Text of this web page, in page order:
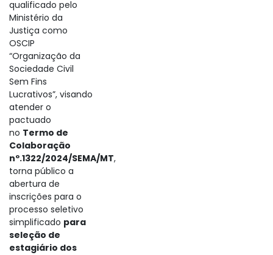
qualificado pelo
Ministério da
Justiça como
OSCIP
“Organização da
Sociedade Civil
Sem Fins
Lucrativos”, visando
atender o
pactuado
no Termo de
Colaboração
nº.1322/2024/SEMA/MT,
torna público a
abertura de
inscrições para o
processo seletivo
simplificado para
seleção de
estagiário dos